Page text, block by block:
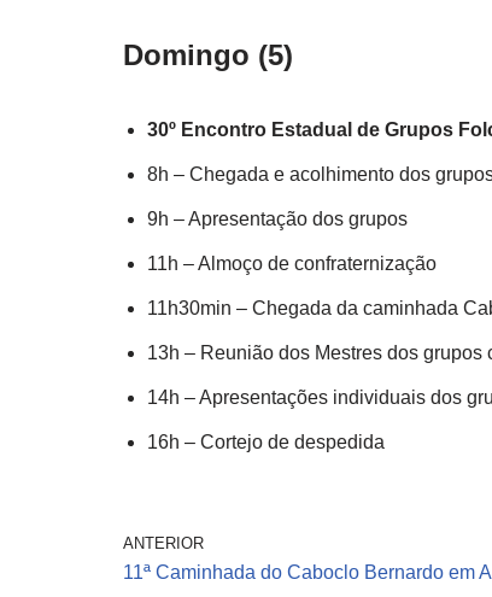
Domingo (5)
30º Encontro Estadual de Grupos
8h – Chegada e acolhimento dos
9h – Apresentação dos grupos
11h – Almoço de confraternização
11h30min – Chegada da caminhada
13h – Reunião dos Mestres dos
14h – Apresentações individuais dos
16h – Cortejo de despedida
ANTERIOR
11ª Caminhada do Caboclo Bernardo em